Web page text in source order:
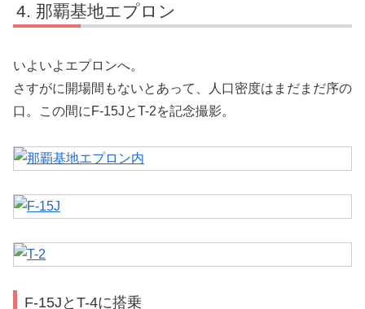
那覇基地エプロン
いよいよエプロンへ。
さすがに開場間もないとあって、人口密度はまだまだ序の
口。この間にF-15JとT-2を記念撮影。
F-15JとT-4に搭乗